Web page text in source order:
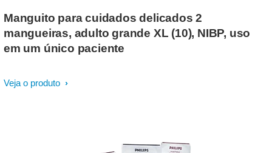
Manguito para cuidados delicados 2
mangueiras, adulto grande XL (10), NIBP, uso
em um único paciente
Veja o produto